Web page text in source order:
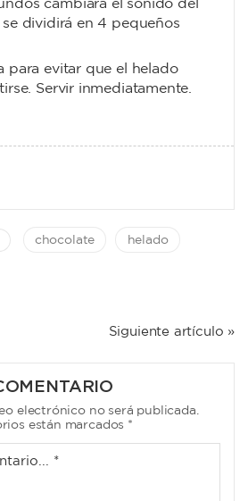
cambiará el sonido del
dividirá en 4 pequeños
para evitar que el helado
Servir inmediatamente.
chocolate helado
Siguiente artículo »
electrónico no será publicada.
están marcados *